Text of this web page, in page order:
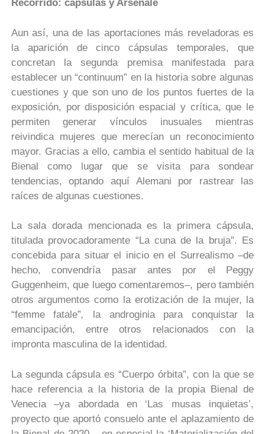
Recorrido: cápsulas y Arsenale
Aun así, una de las aportaciones más reveladoras es
la aparición de cinco cápsulas temporales, que
concretan la segunda premisa manifestada para
establecer un “continuum” en la historia sobre algunas
cuestiones y que son uno de los puntos fuertes de la
exposición, por disposición espacial y crítica, que le
permiten generar vínculos inusuales mientras
reivindica mujeres que merecían un reconocimiento
mayor. Gracias a ello, cambia el sentido habitual de la
Bienal como lugar que se visita para sondear
tendencias, optando aquí Alemani por rastrear las
raíces de algunas cuestiones.
La sala dorada mencionada es la primera cápsula,
titulada provocadoramente “La cuna de la bruja”. Es
concebida para situar el inicio en el Surrealismo –de
hecho, convendría pasar antes por el Peggy
Guggenheim, que luego comentaremos–, pero también
otros argumentos como la erotización de la mujer, la
“femme fatale”, la androginia para conquistar la
emancipación, entre otros relacionados con la
impronta masculina de la identidad.
La segunda cápsula es “Cuerpo órbita”, con la que se
hace referencia a la historia de la propia Bienal de
Venecia –ya abordada en ‘Las musas inquietas’,
proyecto que aportó consuelo ante el aplazamiento de